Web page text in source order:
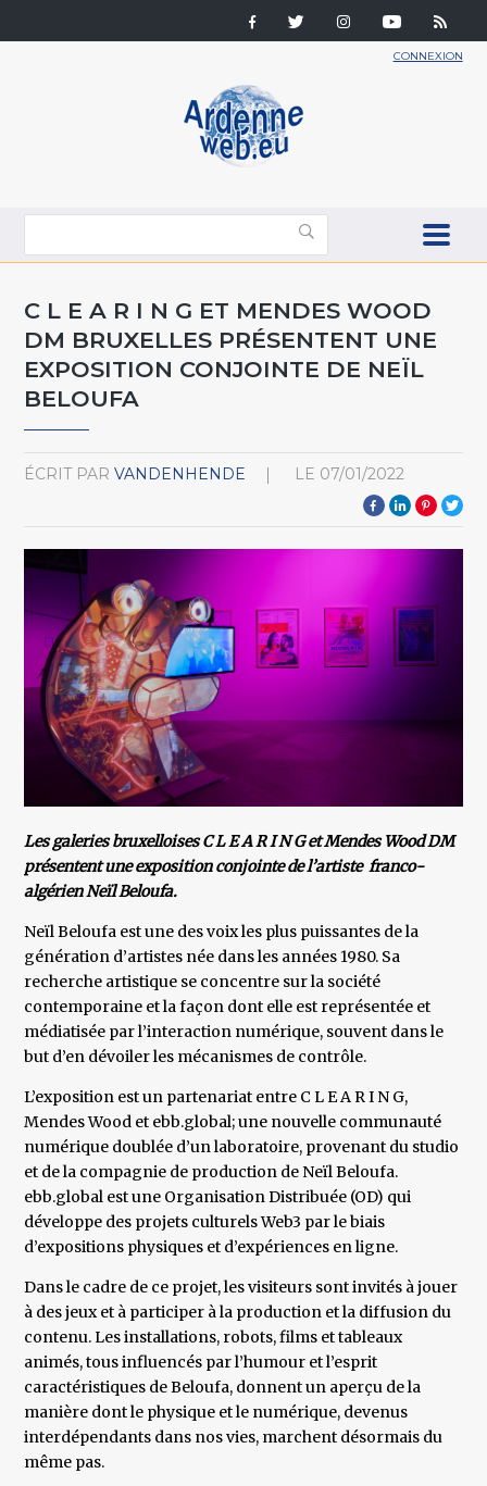
CONNEXION
C L E A R I N G ET MENDES WOOD
DM BRUXELLES PRÉSENTENT UNE
EXPOSITION CONJOINTE DE NEÏL
BELOUFA
ÉCRIT PAR VANDENHENDE LE 07/01/2022
Les galeries bruxelloises C L E A R I N G et Mendes Wood DM
présentent une exposition conjointe de l’artiste franco-
algérien Neïl Beloufa.
Neïl Beloufa est une des voix les plus puissantes de la
génération d’artistes née dans les années 1980. Sa
recherche artistique se concentre sur la société
contemporaine et la façon dont elle est représentée et
médiatisée par l’interaction numérique, souvent dans le
but d’en dévoiler les mécanismes de contrôle.
L’exposition est un partenariat entre C L E A R I N G,
Mendes Wood et ebb.global; une nouvelle communauté
numérique doublée d’un laboratoire, provenant du studio
et de la compagnie de production de Neïl Beloufa.
ebb.global est une Organisation Distribuée (OD) qui
développe des projets culturels Web3 par le biais
d’expositions physiques et d’expériences en ligne.
Dans le cadre de ce projet, les visiteurs sont invités à jouer
à des jeux et à participer à la production et la diffusion du
contenu. Les installations, robots, films et tableaux
animés, tous influencés par l’humour et l’esprit
caractéristiques de Beloufa, donnent un aperçu de la
manière dont le physique et le numérique, devenus
interdépendants dans nos vies, marchent désormais du
même pas.